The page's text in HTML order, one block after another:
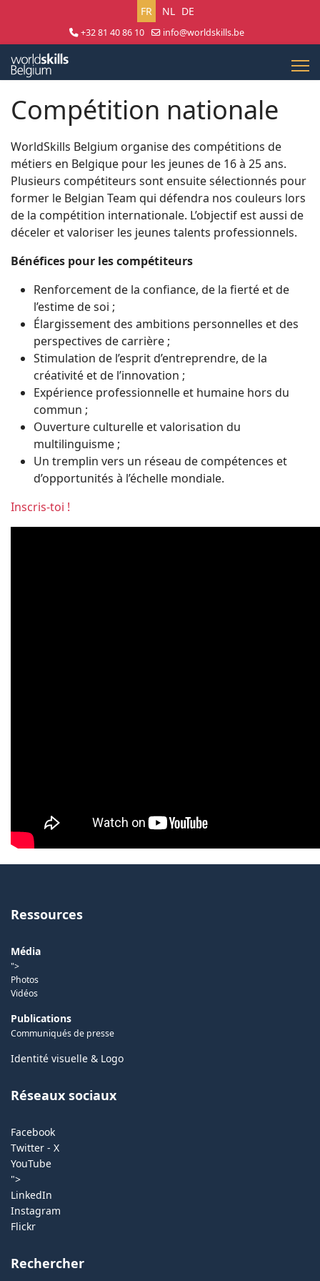
Sélectionnez votre langue
FR NL DE
+32 81 40 86 10
info@worldskills.be
Compétition nationale
WorldSkills Belgium organise des compétitions de
métiers en Belgique pour les jeunes de 16 à 25 ans.
Plusieurs compétiteurs sont ensuite sélectionnés pour
former le Belgian Team qui défendra nos couleurs lors
de la compétition internationale. L’objectif est aussi de
déceler et valoriser les jeunes talents professionnels.
Bénéfices pour les compétiteurs
Renforcement de la confiance, de la fierté et de
l’estime de soi ;
Élargissement des ambitions personnelles et des
perspectives de carrière ;
Stimulation de l’esprit d’entreprendre, de la
créativité et de l’innovation ;
Expérience professionnelle et humaine hors du
commun ;
Ouverture culturelle et valorisation du
multilinguisme ;
Un tremplin vers un réseau de compétences et
d’opportunités à l’échelle mondiale.
Inscris-toi !
Ressources
Média
">
Photos
Vidéos
Publications
Communiqués de presse
Identité visuelle & Logo
Réseaux sociaux
Facebook
Twitter - X
YouTube
">
LinkedIn
Instagram
Flickr
Rechercher